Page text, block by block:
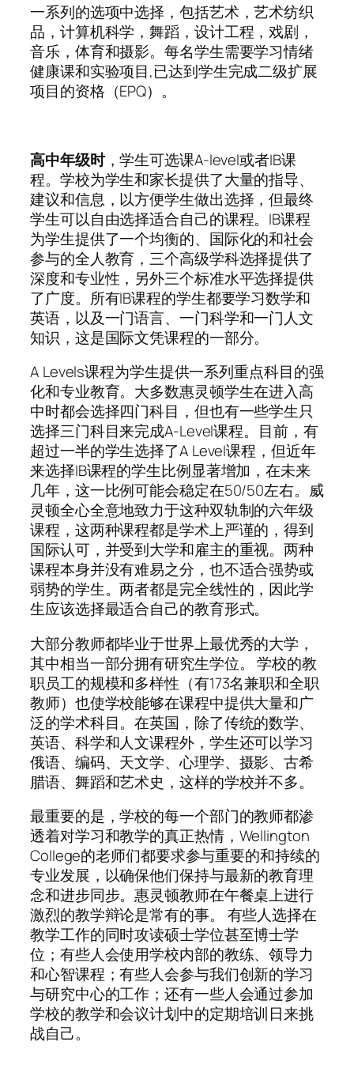
一系列的选项中选择，包括艺术，艺术纺织
品，计算机科学，舞蹈，设计工程，戏剧，
音乐，体育和摄影。每名学生需要学习情绪
健康课和实验项目,已达到学生完成二级扩展
项目的资格（EPQ）。
高中年级时，学生可选课A-level或者IB课
程。学校为学生和家长提供了大量的指导、
建议和信息，以方便学生做出选择，但最终
学生可以自由选择适合自己的课程。IB课程
为学生提供了一个均衡的、国际化的和社会
参与的全人教育，三个高级学科选择提供了
深度和专业性，另外三个标准水平选择提供
了广度。所有IB课程的学生都要学习数学和
英语，以及一门语言、一门科学和一门人文
知识，这是国际文凭课程的一部分。
A Levels课程为学生提供一系列重点科目的强
化和专业教育。大多数惠灵顿学生在进入高
中时都会选择四门科目，但也有一些学生只
选择三门科目来完成A-Level课程。目前，有
超过一半的学生选择了A Level课程，但近年
来选择IB课程的学生比例显著增加，在未来
几年，这一比例可能会稳定在50/50左右。威
灵顿全心全意地致力于这种双轨制的六年级
课程，这两种课程都是学术上严谨的，得到
国际认可，并受到大学和雇主的重视。两种
课程本身并没有难易之分，也不适合强势或
弱势的学生。两者都是完全线性的，因此学
生应该选择最适合自己的教育形式。
大部分教师都毕业于世界上最优秀的大学，
其中相当一部分拥有研究生学位。 学校的教
职员工的规模和多样性（有173名兼职和全职
教师）也使学校能够在课程中提供大量和广
泛的学术科目。在英国，除了传统的数学、
英语、科学和人文课程外，学生还可以学习
俄语、编码、天文学、心理学、摄影、古希
腊语、舞蹈和艺术史，这样的学校并不多。
最重要的是，学校的每一个部门的教师都渗
透着对学习和教学的真正热情，Wellington
College的老师们都要求参与重要的和持续的
专业发展，以确保他们保持与最新的教育理
念和进步同步。惠灵顿教师在午餐桌上进行
激烈的教学辩论是常有的事。 有些人选择在
教学工作的同时攻读硕士学位甚至博士学
位；有些人会使用学校内部的教练、领导力
和心智课程；有些人会参与我们创新的学习
与研究中心的工作；还有一些人会通过参加
学校的教学和会议计划中的定期培训日来挑
战自己。